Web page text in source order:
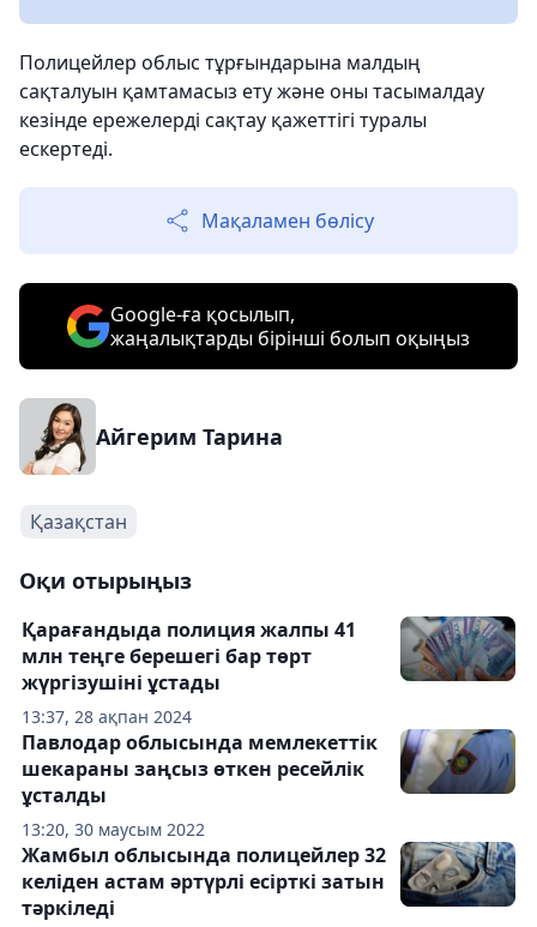
Полицейлер облыс тұрғындарына малдың
сақталуын қамтамасыз ету және оны тасымалдау
кезінде ережелерді сақтау қажеттігі туралы
ескертеді.
Мақаламен бөлісу
Google-ға қосылып,
жаңалықтарды бірінші болып оқыңыз
Айгерим Тарина
Қазақстан
Оқи отырыңыз
13:37, 28 ақпан 2024
Қарағандыда полиция жалпы 41
млн теңге берешегі бар төрт
жүргізушіні ұстады
13:20, 30 маусым 2022
Павлодар облысында мемлекеттік
шекараны заңсыз өткен ресейлік
ұсталды
Жамбыл облысында полицейлер 32
келіден астам әртүрлі есірткі затын
тәркіледі